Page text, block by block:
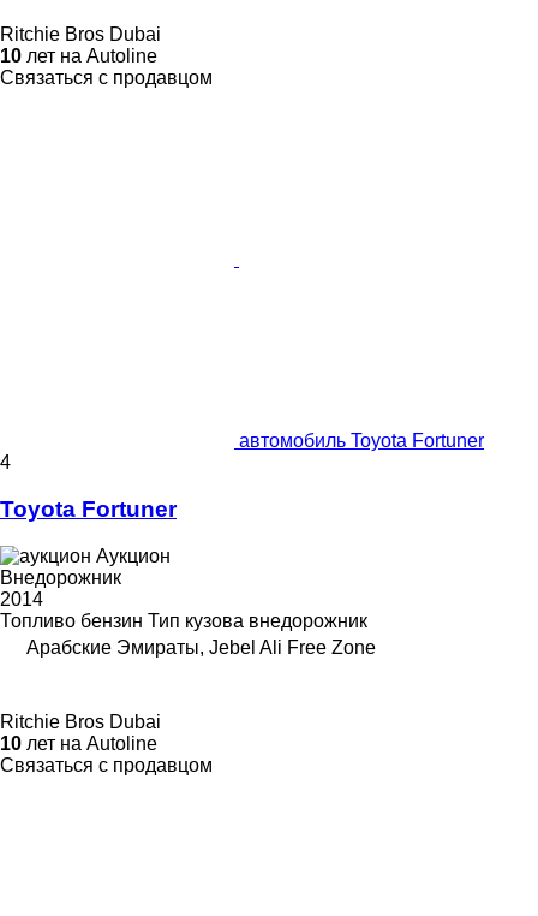
Ritchie Bros Dubai
10 лет на Autoline
Связаться с продавцом
автомобиль Toyota Fortuner
4
Toyota Fortuner
Аукцион
Внедорожник
2014
Топливо бензин Тип кузова внедорожник
Арабские Эмираты, Jebel Ali Free Zone
Ritchie Bros Dubai
10 лет на Autoline
Связаться с продавцом